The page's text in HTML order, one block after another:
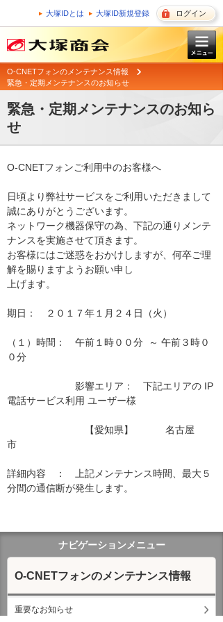
大塚IDとは 大塚ID新規登録 ログイン
O-CNETフォンのメンテナンス情報
緊急・定期メンテナンスのお知らせ
緊急・定期メンテナンスのお知ら
せ
O-CNETフォンご利用中のお客様へ
日頃より弊社サービスをご利用いただきまして
誠にありがとうございます。
ネットワーク機器保守の為、下記の通りメンテ
ナンスを実施させて頂きます。
お客様にはご迷惑をおかけしますが、何卒ご理
解を賜りますようお願い申し
上げます。
期日：　２０１７年１月２４日（火）
（１）時間：　午前１時００分  ～ 午前３時０
０分
影響エリア：　下記エリアの IP
電話サービス利用 ユーザー様
【愛知県】　　　 名古屋
市
詳細内容　：　上記メンテナンス時間、最大５
分間の通信断が発生します。
ナビゲーションメニュー
O-CNETフォンのメンテナンス情報
重要なお知らせ